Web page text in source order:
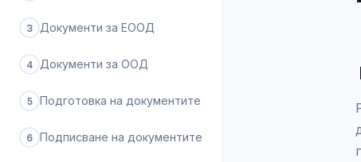
3 Документи за ЕООД
4 Документи за ООД
5 Подготовка на документите
6 Подписване на документите